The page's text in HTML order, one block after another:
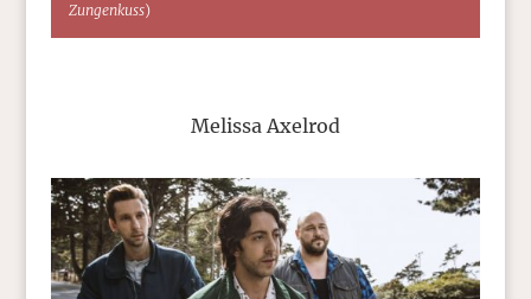
Zungenkuss)
Melissa Axelrod